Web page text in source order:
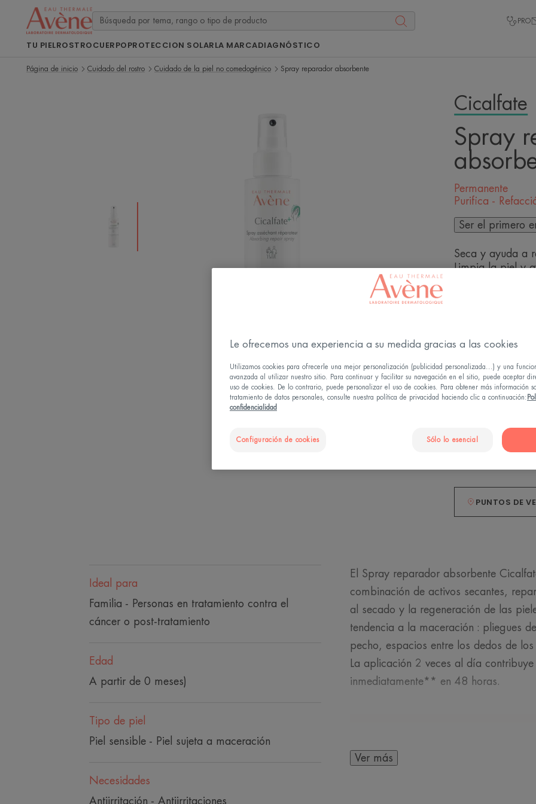
PRO
TU PIELROSTROCUERPOPROTECCION SOLARLA MARCADIAGNÓSTICO
Página de inicio Cuidado del rostro Cuidado de la piel no comedogénico Spray reparador absorbente
Cicalfate
Spray
Permanente
Purifica -
Ser el primero
Seca y ayuda a
Limpia la piel y
Seca
Primer
Secante,
PUNTOS DE
Ideal para
Familia - Personas en tratamiento contra el
cáncer o post-tratamiento
Edad
A partir de 0 meses)
Tipo de piel
Piel sensible - Piel sujeta a maceración
Necesidades
Antiirritación - Antiirritaciones
El Spray reparador absorbente
combinación de activos secantes,
al secado y la regeneración de las
tendencia a la maceración : pliegues
pecho, espacios entre los dedos de
La aplicación 2 veces al día
inmediatamente** en 48 horas.
Ver más
Le ofrecemos una experiencia a su medida gracias a las cookies
Utilizamos cookies para ofrecerle una mejor personalización (publicidad personalizada...) y una
avanzada al utilizar nuestro sitio. Para continuar y facilitar su navegación en el sitio, puede aceptar
uso de cookies. De lo contrario, puede personalizar el uso de cookies. Para obtener más información
tratamiento de datos personales, consulte nuestra política de privacidad haciendo clic a continuación:
confidencialidad
Configuración de cookies Sólo lo esencial